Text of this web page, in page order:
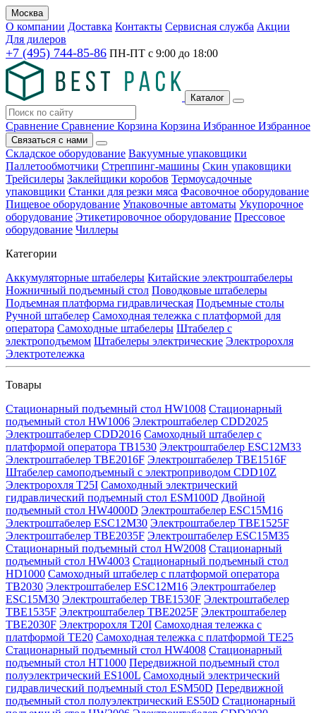
Москва
О компании Доставка Контакты Сервисная служба Акции
Для дилеров
+7 (495) 744-85-86 ПН-ПТ с 9:00 до 18:00
Каталог
Сравнение Сравнение Корзина Корзина Избранное Избранное
Связаться с нами
Складское оборудование Вакуумные упаковщики
Паллетообмотчики Стреппинг-машины Скин упаковщики
Трейсилеры Заклейщики коробов Термоусадочные
упаковщики Станки для резки мяса Фасовочное оборудование
Пищевое оборудование Упаковочные автоматы Укупорочное
оборудование Этикетировочное оборудование Прессовое
оборудование Чиллеры
Категории
Аккумуляторные штабелеры Китайские электроштабелеры
Ножничный подъемный стол Поводковые штабелеры
Подъемная платформа гидравлическая Подъемные столы
Ручной штабелер Самоходная тележка с платформой для
оператора Самоходные штабелеры Штабелер с
электроподъемом Штабелеры электрические Электророхля
Электротележка
Товары
Стационарный подъемный стол HW1008 Стационарный
подъемный стол HW1006 Электроштабелер CDD2025
Электроштабелер CDD2016 Самоходный штабелер с
платформой оператора TB1530 Электроштабелер ESC12M33
Электроштабелер TBE2016F Электроштабелер TBE1516F
Штабелер самоподъемный с электроприводом CDD10Z
Электророхля T25I Самоходный электрический
гидравлический подъемный стол ESM100D Двойной
подъемный стол HW4000D Электроштабелер ESC15M16
Электроштабелер ESC12M30 Электроштабелер TBE1525F
Электроштабелер TBE2035F Электроштабелер ESC15M35
Стационарный подъемный стол HW2008 Стационарный
подъемный стол HW4003 Стационарный подъемный стол
HD1000 Самоходный штабелер с платформой оператора
TB2030 Электроштабелер ESC12M16 Электроштабелер
ESC15M30 Электроштабелер TBE1530F Электроштабелер
TBE1535F Электроштабелер TBE2025F Электроштабелер
TBE2030F Электророхля T20I Самоходная тележка с
платформой TE20 Самоходная тележка с платформой TE25
Стационарный подъемный стол HW4008 Стационарный
подъемный стол HT1000 Передвижной подъемный стол
полуэлектрический ES100L Самоходный электрический
гидравлический подъемный стол ESM50D Передвижной
подъемный стол полуэлектрический ES50D Стационарный